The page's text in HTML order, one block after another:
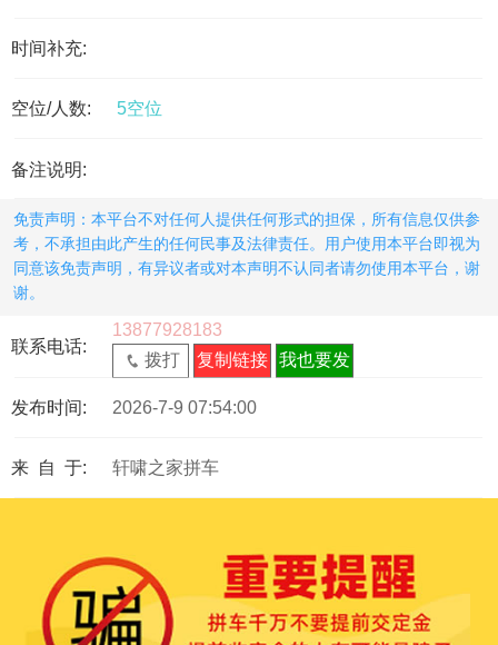
时间补充:
空位/人数: 5空位
备注说明:
免责声明：本平台不对任何人提供任何形式的担保，所有信息仅供参
考，不承担由此产生的任何民事及法律责任。用户使用本平台即视为
同意该免责声明，有异议者或对本声明不认同者请勿使用本平台，谢
谢。
联系电话:
13877928183
拨打
复制链接 我也要发
发布时间: 2026-7-9 07:54:00
来 自 于: 轩啸之家拼车